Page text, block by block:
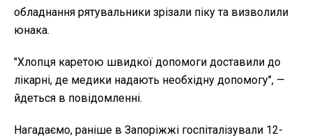
обладнання рятувальники зрізали піку та визволили
юнака.
"Хлопця каретою швидкої допомоги доставили до
лікарні, де медики надають необхідну допомогу", —
йдеться в повідомленні.
Нагадаємо, раніше в Запоріжжі госпіталізували 12-